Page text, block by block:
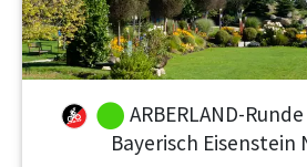
ARBERLAND-
Bayerisch Eisenstein